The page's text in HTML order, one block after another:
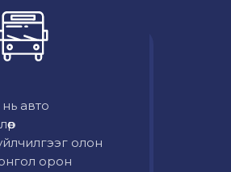
авто
олон
орон